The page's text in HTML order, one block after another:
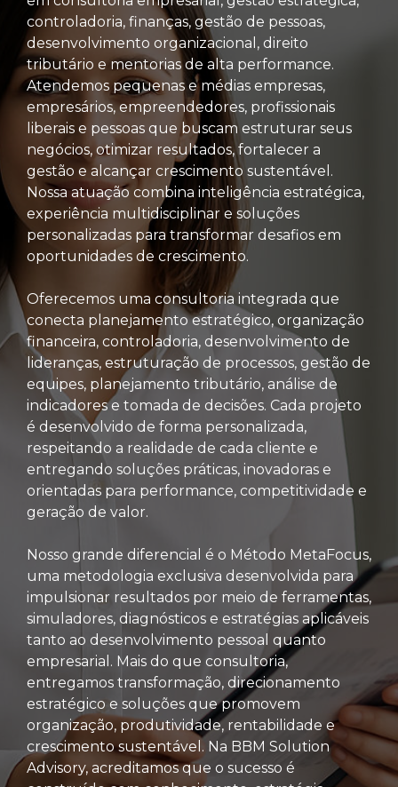
controladoria, finanças, gestão de pessoas,
desenvolvimento organizacional, direito
tributário e mentorias de alta performance.
Atendemos pequenas e médias empresas,
empresários, empreendedores, profissionais
liberais e pessoas que buscam estruturar seus
negócios, otimizar resultados, fortalecer a
gestão e alcançar crescimento sustentável.
Nossa atuação combina inteligência estratégica,
experiência multidisciplinar e soluções
personalizadas para transformar desafios em
oportunidades de crescimento.
Oferecemos uma consultoria integrada que
conecta planejamento estratégico, organização
financeira, controladoria, desenvolvimento de
lideranças, estruturação de processos, gestão de
equipes, planejamento tributário, análise de
indicadores e tomada de decisões. Cada projeto
é desenvolvido de forma personalizada,
respeitando a realidade de cada cliente e
entregando soluções práticas, inovadoras e
orientadas para performance, competitividade e
geração de valor.
Nosso grande diferencial é o Método MetaFocus,
uma metodologia exclusiva desenvolvida para
impulsionar resultados por meio de ferramentas,
simuladores, diagnósticos e estratégias aplicáveis
tanto ao desenvolvimento pessoal quanto
empresarial. Mais do que consultoria,
entregamos transformação, direcionamento
estratégico e soluções que promovem
organização, produtividade, rentabilidade e
crescimento sustentável. Na BBM Solution
Advisory, acreditamos que o sucesso é